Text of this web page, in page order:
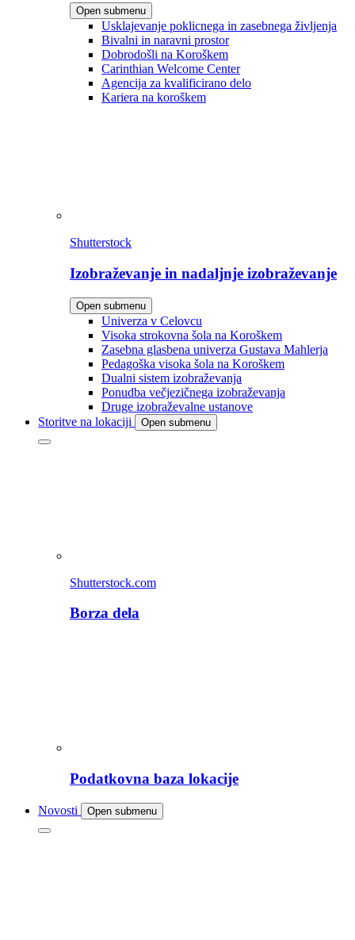
Open submenu
Usklajevanje poklicnega in zasebnega življenja
Bivalni in naravni prostor
Dobrodošli na Koroškem
Carinthian Welcome Center
Agencija za kvalificirano delo
Kariera na koroškem
Shutterstock
Izobraževanje in nadaljnje izobraževanje
Open submenu
Univerza v Celovcu
Visoka strokovna šola na Koroškem
Zasebna glasbena univerza Gustava Mahlerja
Pedagoška visoka šola na Koroškem
Dualni sistem izobraževanja
Ponudba večjezičnega izobraževanja
Druge izobraževalne ustanove
Storitve na lokaciji
Open submenu
Shutterstock.com
Borza dela
Podatkovna baza lokacije
Novosti Open submenu